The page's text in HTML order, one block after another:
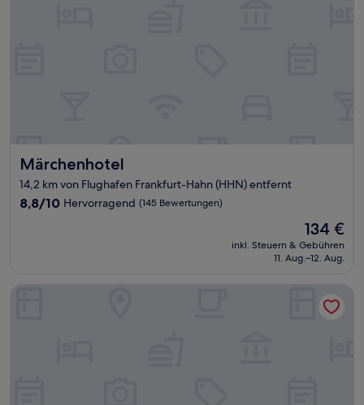
Märchenhotel
Märchenhotel
14,2 km von Flughafen Frankfurt-Hahn (HHN) entfernt
8.8
8,8/10 Hervorragend (145 Bewertungen)
Der
Preis
beträgt
134 €
inkl. Steuern & Gebühren
11. Aug.–12. Aug.
Christiana's Wein & Art Hotel